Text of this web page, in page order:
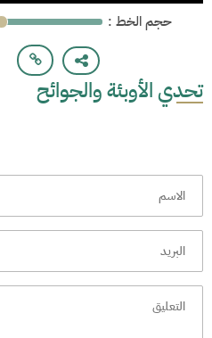
: حجم الخط
تحدي الأوبئة والجوائح